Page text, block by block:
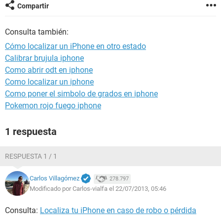
Compartir
Consulta también:
Cómo localizar un iPhone en otro estado
Calibrar brujula iphone
Como abrir odt en iphone
Como localizar un iphone
Como poner el simbolo de grados en iphone
Pokemon rojo fuego iphone
1 respuesta
RESPUESTA 1 / 1
Carlos Villagómez 278.797
Modificado por Carlos-vialfa el 22/07/2013, 05:46
Consulta: Localiza tu iPhone en caso de robo o pérdida